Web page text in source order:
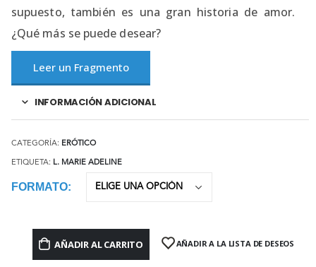
supuesto, también es una gran historia de amor.
¿Qué más se puede desear?
Leer un Fragmento
INFORMACIÓN ADICIONAL
CATEGORÍA: ERÓTICO
ETIQUETA: L. MARIE ADELINE
FORMATO
AÑADIR AL CARRITO AÑADIR A LA LISTA DE DESEOS